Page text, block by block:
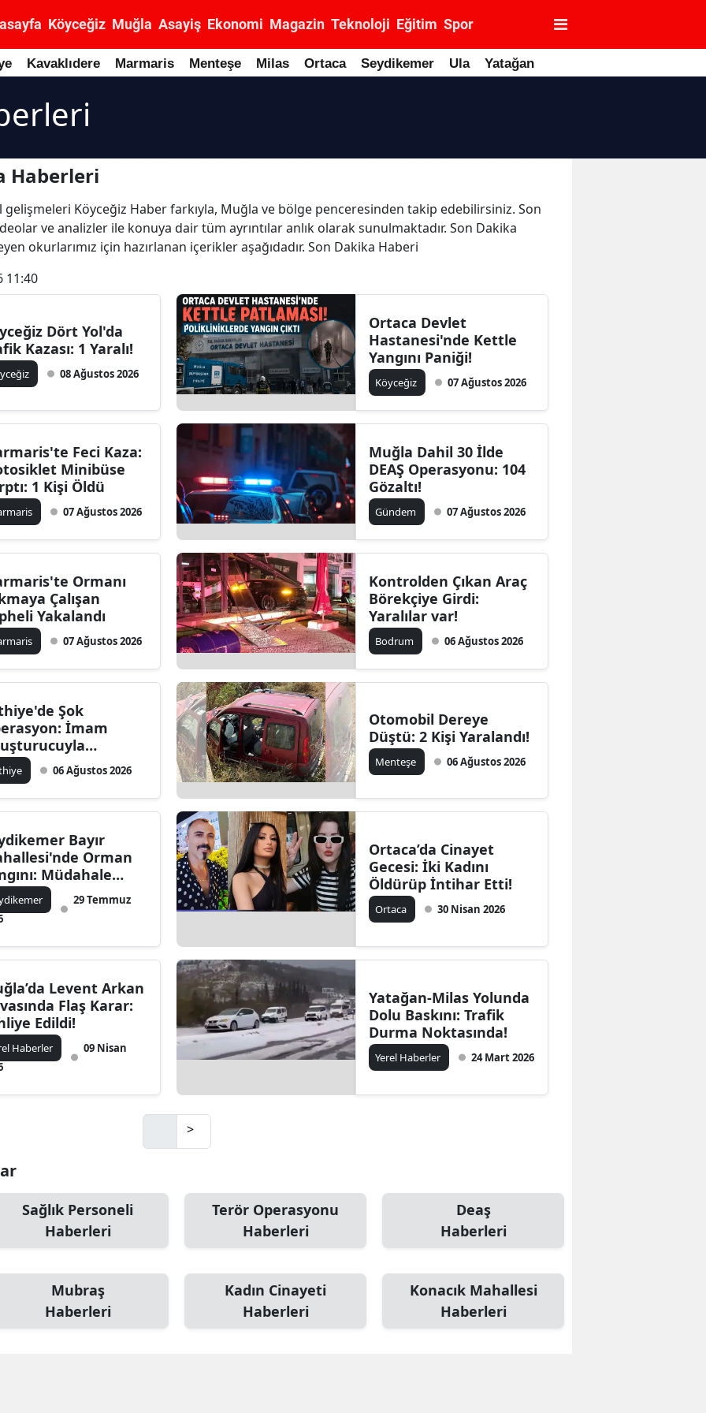
Köyceğiz Muğla Asayiş Ekonomi Magazin Teknoloji Eğitim Spor
Kavaklıdere Marmaris Menteşe Milas Ortaca Seydikemer Ula Yatağan
Haberleri
Köyceğiz Haber farkıyla, Muğla ve bölge penceresinden takip edebilirsiniz. Son
ve analizler ile konuya dair tüm ayrıntılar anlık olarak sunulmaktadır. Son Dakika
okurlarımız için hazırlanan içerikler aşağıdadır. Son Dakika Haberi
11:40
Dört Yol'da
Kazası: 1 Yaralı!
08 Ağustos 2026
Ortaca Devlet
Hastanesi'nde Kettle
Yangını Paniği!
Köyceğiz 07 Ağustos 2026
Feci Kaza:
Minibüse
1 Kişi Öldü
07 Ağustos 2026
Muğla Dahil 30 İlde
DEAŞ Operasyonu: 104
Gözaltı!
Gündem 07 Ağustos 2026
Ormanı
Çalışan
Yakalandı
07 Ağustos 2026
Kontrolden Çıkan Araç
Börekçiye Girdi:
Yaralılar var!
Bodrum 06 Ağustos 2026
Şok
İmam
06 Ağustos 2026
Otomobil Dereye
Düştü: 2 Kişi Yaralandı!
Menteşe 06 Ağustos 2026
Bayır
Orman
Müdahale
29 Temmuz
Ortaca’da Cinayet
Gecesi: İki Kadını
Öldürüp İntihar Etti!
Ortaca 30 Nisan 2026
Levent Arkan
Flaş Karar:
Edildi!
Haberler
09 Nisan
Yatağan-Milas Yolunda
Dolu Baskını: Trafik
Durma Noktasında!
Yerel Haberler 24 Mart 2026
>
Sağlık Personeli
Haberleri
Terör Operasyonu
Haberleri
Deaş
Haberleri
Mubraş
Haberleri
Kadın Cinayeti
Haberleri
Konacık Mahallesi
Haberleri